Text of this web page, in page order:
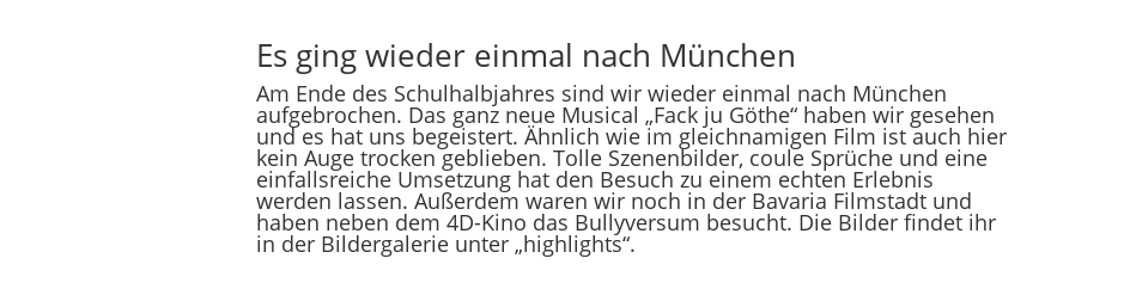
Es ging wieder einmal nach München
Am Ende des Schulhalbjahres sind wir wieder einmal nach München
aufgebrochen. Das ganz neue Musical „Fack ju Göthe“ haben wir gesehen
und es hat uns begeistert. Ähnlich wie im gleichnamigen Film ist auch hier
kein Auge trocken geblieben. Tolle Szenenbilder, coule Sprüche und eine
einfallsreiche Umsetzung hat den Besuch zu einem echten Erlebnis
werden lassen. Außerdem waren wir noch in der Bavaria Filmstadt und
haben neben dem 4D-Kino das Bullyversum besucht. Die Bilder findet ihr
in der Bildergalerie unter „highlights“.